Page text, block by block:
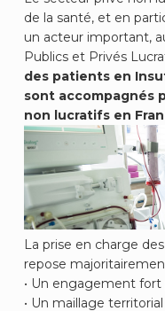
de la santé, et en
un acteur important,
Publics et Privés
des patients en
sont accompagnés
non lucratifs en
La prise en charge
repose
• Un engagement fort
• Un maillage